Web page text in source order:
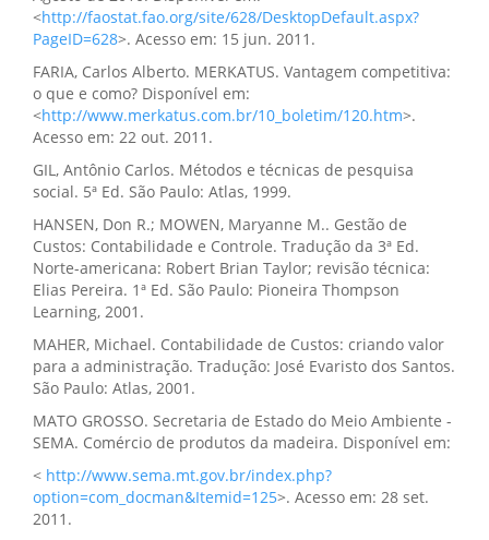
<http://faostat.fao.org/site/628/DesktopDefault.aspx?
PageID=628>. Acesso em: 15 jun. 2011.
FARIA, Carlos Alberto. MERKATUS. Vantagem competitiva:
o que e como? Disponível em:
<http://www.merkatus.com.br/10_boletim/120.htm>.
Acesso em: 22 out. 2011.
GIL, Antônio Carlos. Métodos e técnicas de pesquisa
social. 5ª Ed. São Paulo: Atlas, 1999.
HANSEN, Don R.; MOWEN, Maryanne M.. Gestão de
Custos: Contabilidade e Controle. Tradução da 3ª Ed.
Norte-americana: Robert Brian Taylor; revisão técnica:
Elias Pereira. 1ª Ed. São Paulo: Pioneira Thompson
Learning, 2001.
MAHER, Michael. Contabilidade de Custos: criando valor
para a administração. Tradução: José Evaristo dos Santos.
São Paulo: Atlas, 2001.
MATO GROSSO. Secretaria de Estado do Meio Ambiente -
SEMA. Comércio de produtos da madeira. Disponível em:
< http://www.sema.mt.gov.br/index.php?
option=com_docman&Itemid=125>. Acesso em: 28 set.
2011.